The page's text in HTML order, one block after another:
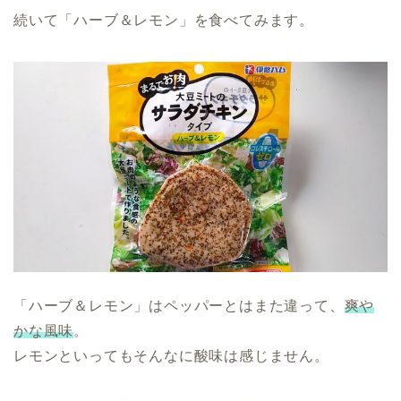
続いて「ハーブ＆レモン」を食べてみます。
「ハーブ＆レモン」はペッパーとはまた違って、 爽や
かな風味。
レモンといってもそんなに酸味は感じません。